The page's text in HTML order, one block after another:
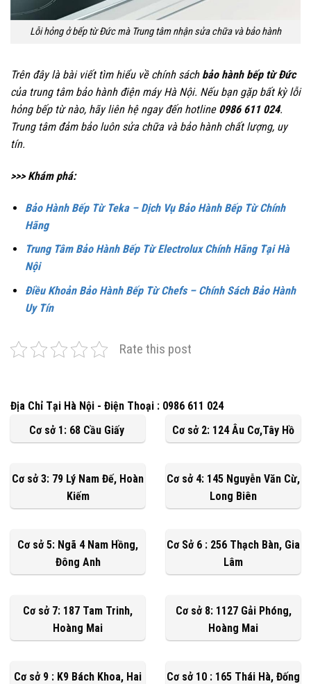
Lỗi hỏng ở bếp từ Đức mà Trung tâm nhận sửa chữa và bảo hành
Trên đây là bài viết tìm hiểu về chính sách bảo hành bếp từ Đức
của trung tâm bảo hành điện máy Hà Nội. Nếu bạn gặp bất kỳ lỗi
hỏng bếp từ nào, hãy liên hệ ngay đến hotline 0986 611 024.
Trung tâm đảm bảo luôn sửa chữa và bảo hành chất lượng, uy
tín.
>>> Khám phá:
Bảo Hành Bếp Từ Teka – Dịch Vụ Bảo Hành Bếp Từ Chính
Hãng
Trung Tâm Bảo Hành Bếp Từ Electrolux Chính Hãng Tại Hà
Nội
Điều Khoản Bảo Hành Bếp Từ Chefs – Chính Sách Bảo Hành
Uy Tín
Rate this post
Địa Chỉ Tại Hà Nội - Điện Thoại : 0986 611 024
Cơ sở 1: 68 Cầu Giấy
Cơ sở 2: 124 Âu Cơ,Tây Hồ
Cơ sở 3: 79 Lý Nam Đế, Hoàn
Kiếm
Cơ sở 4: 145 Nguyễn Văn Cừ,
Long Biên
Cơ sở 5: Ngã 4 Nam Hồng,
Đông Anh
Cơ Sở 6 : 256 Thạch Bàn, Gia
Lâm
Cơ sở 7: 187 Tam Trinh,
Hoàng Mai
Cơ sở 8: 1127 Gải Phóng,
Hoàng Mai
Cơ sở 9 : K9 Bách Khoa, Hai
Cơ sở 10 : 165 Thái Hà, Đống